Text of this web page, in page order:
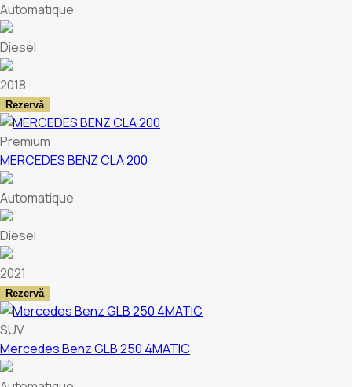
Automatique
Diesel
2018
Rezervă
Premium
MERCEDES BENZ CLA 200
Automatique
Diesel
2021
Rezervă
SUV
Mercedes Benz GLB 250 4MATIC